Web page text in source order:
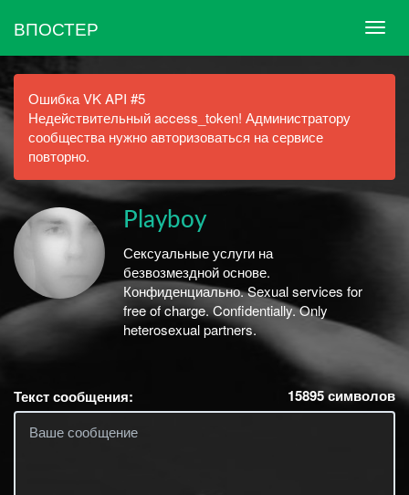
ВПОСТЕР
Ошибка VK API #5
Недействительный access_token! Администратору
сообщества нужно авторизоваться на сервисе
повторно.
Playboy
Сексуальные услуги на
безвозмездной основе.
Конфиденциально. Sexual services for
free of charge. Confidentially. Only
heterosexual partners.
Текст сообщения: 15895символов